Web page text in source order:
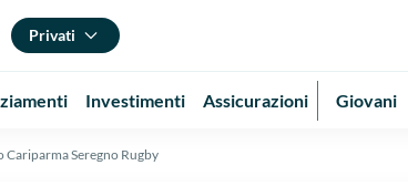
Privati
Investimenti Assicurazioni Giovani
Cariparma Seregno Rugby